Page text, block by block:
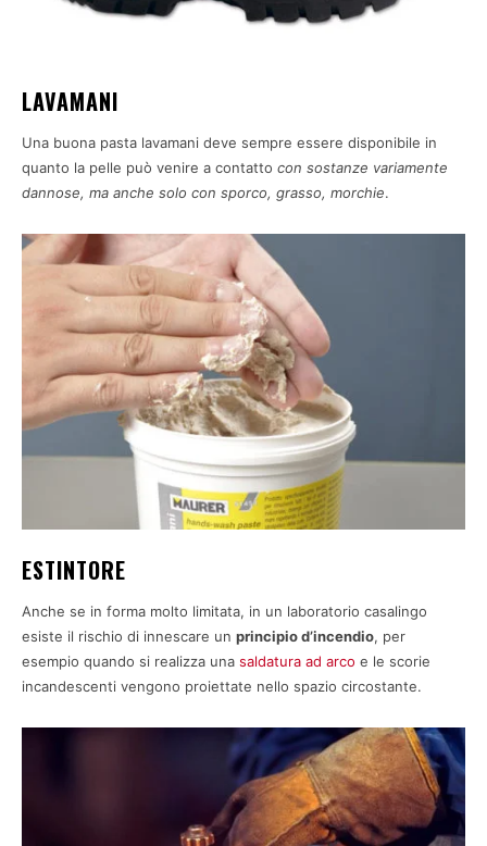
LAVAMANI
Una buona pasta lavamani deve sempre essere disponibile in
quanto la pelle può venire a contatto con sostanze variamente
dannose, ma anche solo con sporco, grasso, morchie.
ESTINTORE
Anche se in forma molto limitata, in un laboratorio casalingo
esiste il rischio di innescare un principio d’incendio, per
esempio quando si realizza una saldatura ad arco e le scorie
incandescenti vengono proiettate nello spazio circostante.